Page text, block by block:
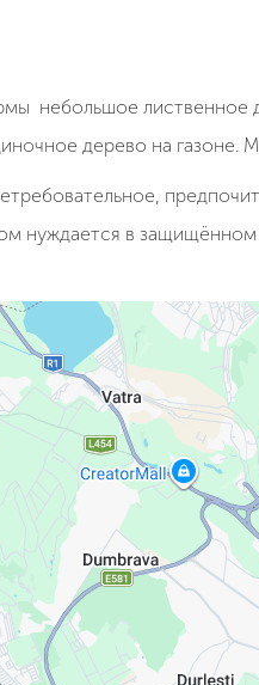
небольшое лиственное
дерево на
нуждается в